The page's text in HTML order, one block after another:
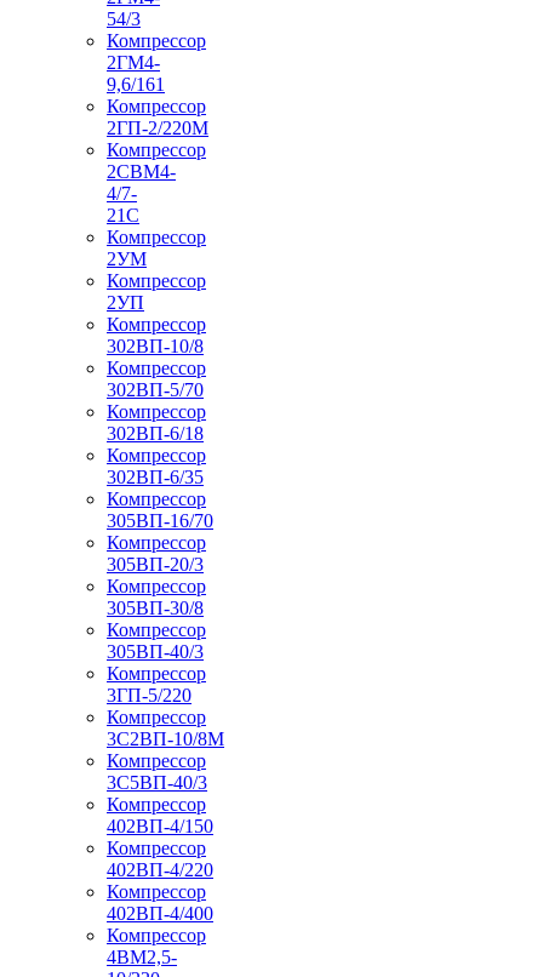
54/3
Компрессор
2ГМ4-
9,6/161
Компрессор
2ГП-2/220М
Компрессор
2СВМ4-
4/7-
21С
Компрессор
2УМ
Компрессор
2УП
Компрессор
302ВП-10/8
Компрессор
302ВП-5/70
Компрессор
302ВП-6/18
Компрессор
302ВП-6/35
Компрессор
305ВП-16/70
Компрессор
305ВП-20/3
Компрессор
305ВП-30/8
Компрессор
305ВП-40/3
Компрессор
3ГП-5/220
Компрессор
3С2ВП-10/8М
Компрессор
3С5ВП-40/3
Компрессор
402ВП-4/150
Компрессор
402ВП-4/220
Компрессор
402ВП-4/400
Компрессор
4ВМ2,5-